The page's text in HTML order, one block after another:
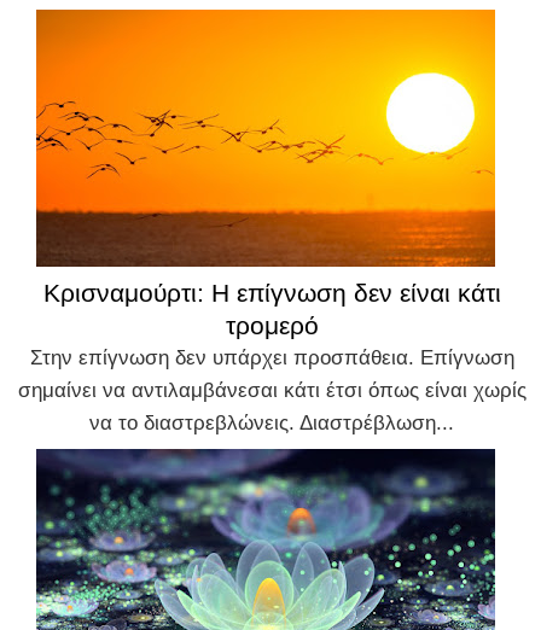
Κρισναμούρτι: Η επίγνωση δεν είναι κάτι
τρομερό
Στην επίγνωση δεν υπάρχει προσπάθεια. Επίγνωση
σημαίνει να αντιλαμβάνεσαι κάτι έτσι όπως είναι χωρίς
να το διαστρεβλώνεις. Διαστρέβλωση...